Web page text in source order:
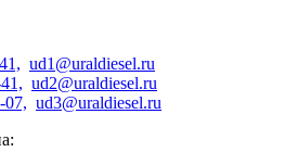
ud1@uraldiesel.ru
ud2@uraldiesel.ru
07, ud3@uraldiesel.ru